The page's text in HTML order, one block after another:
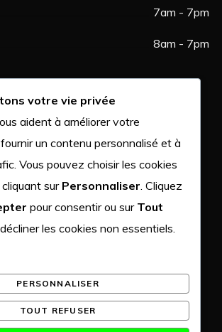
7am - 7pm
8am - 7pm
986-8807
AVE. ROWLETT
US
votre vie privée
aident à améliorer votre
un contenu personnalisé et à
Vous pouvez choisir les cookies
sur Personnaliser. Cliquez
pour consentir ou sur Tout
les cookies non essentiels.
PERSONNALISER
TOUT REFUSER